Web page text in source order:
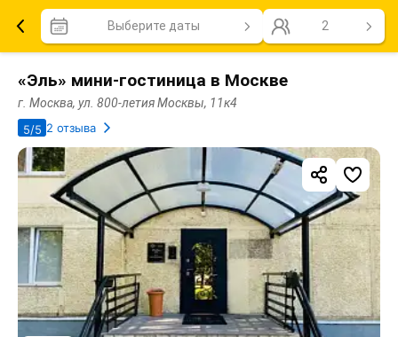
Выберите даты 2
«Эль» мини-гостиница в Москве
г. Москва, ул. 800-летия Москвы, 11к4
5/5 2 отзыва